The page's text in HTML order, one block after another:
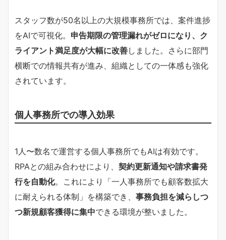
スタッフ数が50名以上の大規模事務所では、案件進捗
をAIで可視化。 申告期限の管理漏れがゼロになり、ク
ライアント満足度が大幅に改善しました。さらに部門
横断での情報共有が進み、組織としての一体感も強化
されています。
個人事務所での導入効果
1人〜数名で運営する個人事務所でもAIは有効です。
RPAとの組み合わせにより、 契約更新通知や請求書発
行を自動化。これにより「一人事務所でも顧客数拡大
に耐えられる体制」を構築でき、 事務負担を減らしつ
つ新規顧客獲得に集中できる環境が整いました。